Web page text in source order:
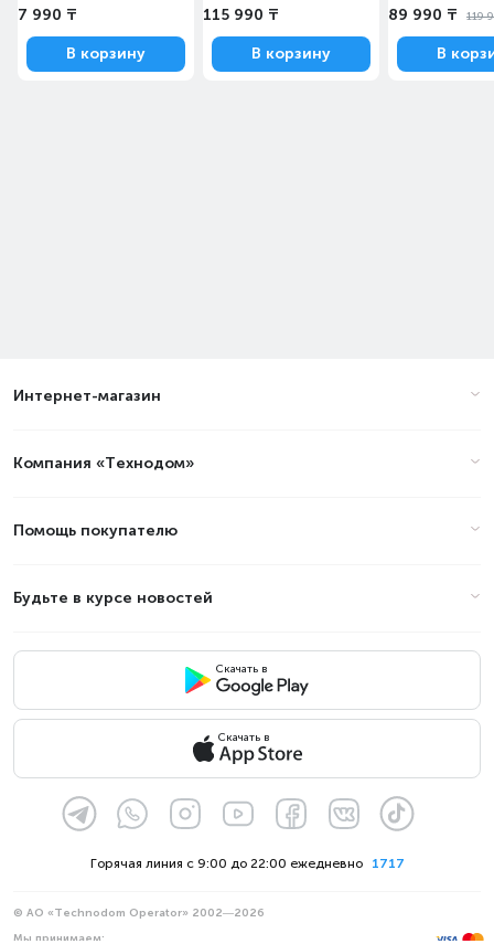
7 990 ₸
В корзину
115 990 ₸
В корзину
89 990 ₸ 119
В
Интернет-магазин
Компания «Технодом»
Помощь покупателю
Будьте в курсе новостей
Скачать в
Скачать в
1717
Горячая линия с 9:00 до 22:00 ежедневно
© АО «Technodom Operator» 2002—2026
Мы принимаем: